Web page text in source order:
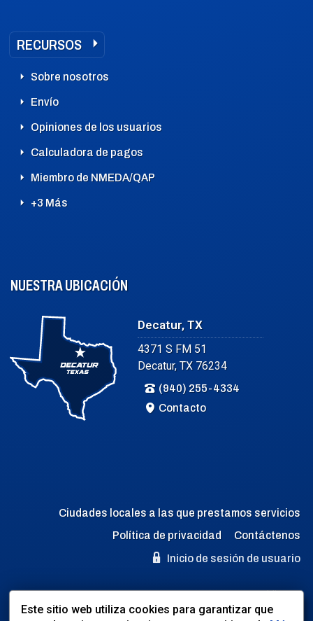
RECURSOS
Sobre nosotros
Envío
Opiniones de los usuarios
Calculadora de pagos
Miembro de NMEDA/QAP
+3 Más
NUESTRA UBICACIÓN
Decatur, TX
4371 S FM 51
Decatur, TX 76234
(940) 255-4334
Contacto
Ciudades locales a las que prestamos servicios
Política de privacidad
Contáctenos
Inicio de sesión de usuario
Idioma:
EN
Este sitio web utiliza cookies para garantizar que